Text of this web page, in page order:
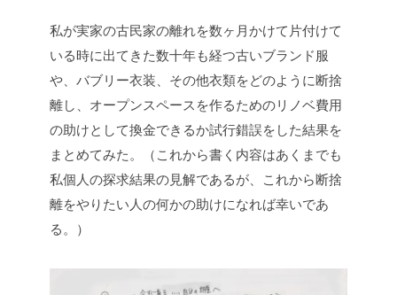
私が実家の古民家の離れを数ヶ月かけて片付けて
いる時に出てきた数十年も経つ古いブランド服
や、バブリー衣装、その他衣類をどのように断捨
離し、オープンスペースを作るためのリノベ費用
の助けとして換金できるか試行錯誤をした結果を
まとめてみた。（これから書く内容はあくまでも
私個人の探求結果の見解であるが、これから断捨
離をやりたい人の何かの助けになれば幸いであ
る。）